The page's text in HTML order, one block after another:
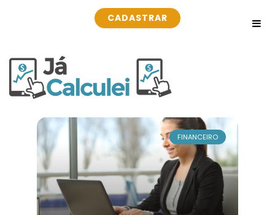
CADASTRAR
FINANCEIRO